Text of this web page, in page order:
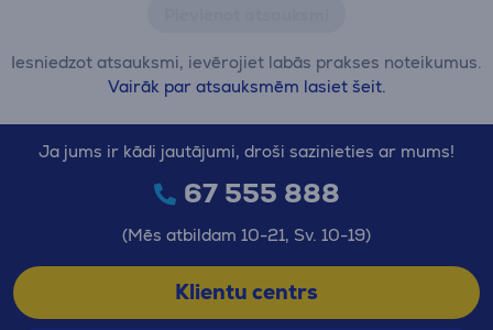
Iesniedzot atsauksmi, ievērojiet labās prakses noteikumus.
Vairāk par atsauksmēm lasiet šeit.
Ja jums ir kādi jautājumi, droši sazinieties ar mums!
67 555 888
(Mēs atbildam 10-21, Sv. 10-19)
Klientu centrs